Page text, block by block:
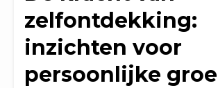
zelfontdekking:
inzichten voor
persoonlijke